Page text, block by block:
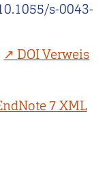
s-0043-
DOI Verweis
7 XML